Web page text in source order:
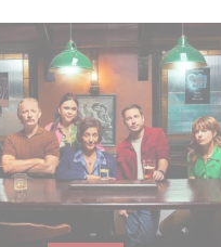
Herzen Rache wollen: